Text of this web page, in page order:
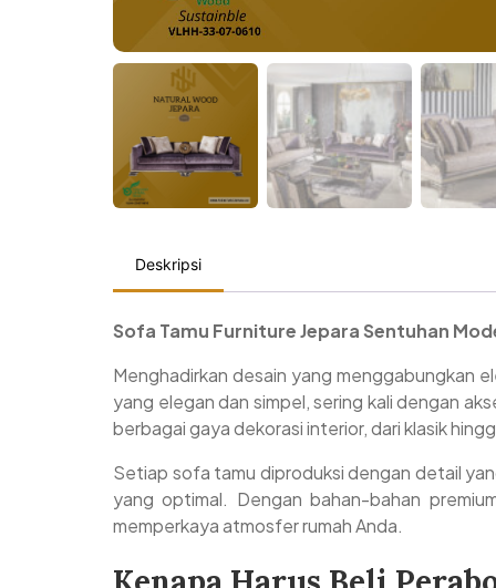
Deskripsi
Sofa Tamu Furniture Jepara Sentuhan
Menghadirkan desain yang menggabungkan
yang elegan dan simpel, sering kali dengan
berbagai gaya dekorasi interior, dari klasik
Setiap sofa tamu diproduksi dengan detail
yang optimal. Dengan bahan-bahan
memperkaya atmosfer rumah Anda.